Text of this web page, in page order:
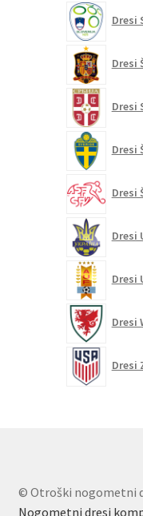
Dresi
Dresi
Dresi
Dresi
Dresi
Dresi
Dresi
Dresi
Dresi
© Otroški nogometni
Nogometni dresi